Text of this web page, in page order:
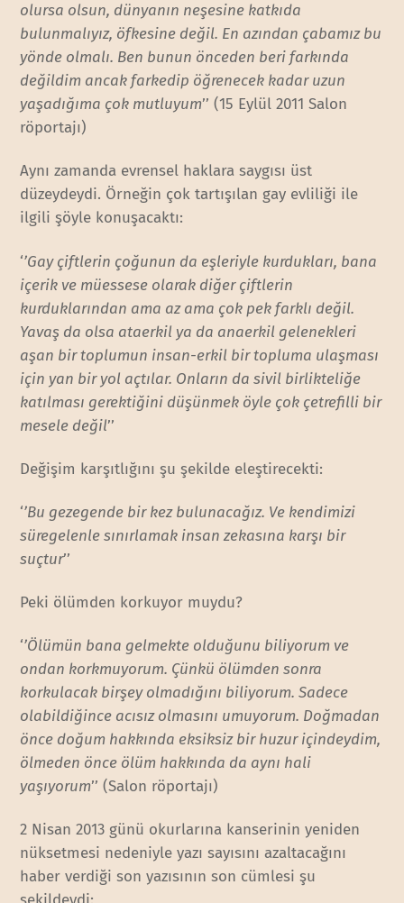
olursa olsun, dünyanın neşesine katkıda
bulunmalıyız, öfkesine değil. En azından çabamız bu
yönde olmalı. Ben bunun önceden beri farkında
değildim ancak farkedip öğrenecek kadar uzun
yaşadığıma çok mutluyum’’ (15 Eylül 2011 Salon
röportajı)
Aynı zamanda evrensel haklara saygısı üst
düzeydeydi. Örneğin çok tartışılan gay evliliği ile
ilgili şöyle konuşacaktı:
‘’Gay çiftlerin çoğunun da eşleriyle kurdukları, bana
içerik ve müessese olarak diğer çiftlerin
kurduklarından ama az ama çok pek farklı değil.
Yavaş da olsa ataerkil ya da anaerkil gelenekleri
aşan bir toplumun insan-erkil bir topluma ulaşması
için yan bir yol açtılar. Onların da sivil birlikteliğe
katılması gerektiğini düşünmek öyle çok çetrefilli bir
mesele değil’’
Değişim karşıtlığını şu şekilde eleştirecekti:
‘’Bu gezegende bir kez bulunacağız. Ve kendimizi
süregelenle sınırlamak insan zekasına karşı bir
suçtur’’
Peki ölümden korkuyor muydu?
‘’Ölümün bana gelmekte olduğunu biliyorum ve
ondan korkmuyorum. Çünkü ölümden sonra
korkulacak birşey olmadığını biliyorum. Sadece
olabildiğince acısız olmasını umuyorum. Doğmadan
önce doğum hakkında eksiksiz bir huzur içindeydim,
ölmeden önce ölüm hakkında da aynı hali
yaşıyorum’’ (Salon röportajı)
2 Nisan 2013 günü okurlarına kanserinin yeniden
nüksetmesi nedeniyle yazı sayısını azaltacağını
haber verdiği son yazısının son cümlesi şu